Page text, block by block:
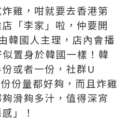
雞，咁就要去香港第
「李家」啦，仲要開
韓國人主理，店內會播
置身於韓國一樣！韓
或者一份，社群U
份量都好夠，而且炸雞
滑夠多汁，值得深宵
」！